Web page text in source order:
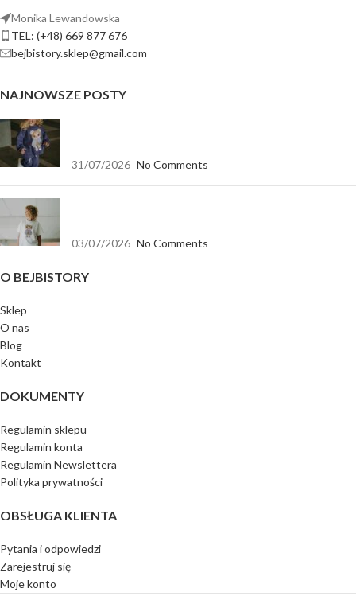
Monika Lewandowska
TEL: (+48) 669 877 676
bejbistory.sklep@gmail.com
NAJNOWSZE POSTY
31/07/2026 No Comments
03/07/2026 No Comments
O BEJBISTORY
Sklep
O nas
Blog
Kontakt
DOKUMENTY
Regulamin sklepu
Regulamin konta
Regulamin Newslettera
Polityka prywatności
OBSŁUGA KLIENTA
Pytania i odpowiedzi
Zarejestruj się
Moje konto